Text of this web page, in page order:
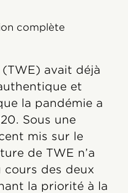
complète
avait déjà
et
la pandémie a
Sous une
mis sur le
de TWE n’a
cours des deux
la priorité à la